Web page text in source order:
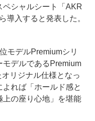
ペシャルシート「AKR
導入すると発表した。
モデルPremiumシリ
デルであるPremium
リジナル仕様となっ
れば「ホールド感と
上の座り心地」を堪能